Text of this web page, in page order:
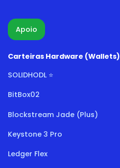
Apoio
Carteiras Hardware (Wallets)
SOLIDHODL ⭐
BitBox02
Blockstream Jade (Plus)
Keystone 3 Pro
Ledger Flex